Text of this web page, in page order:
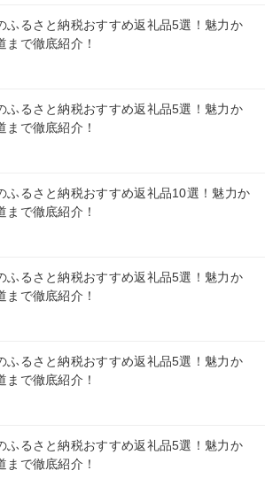
ふるさと納税おすすめ返礼品5選！魅力か
まで徹底紹介！
ふるさと納税おすすめ返礼品5選！魅力か
まで徹底紹介！
ふるさと納税おすすめ返礼品10選！魅力か
まで徹底紹介！
ふるさと納税おすすめ返礼品5選！魅力か
まで徹底紹介！
ふるさと納税おすすめ返礼品5選！魅力か
まで徹底紹介！
ふるさと納税おすすめ返礼品5選！魅力か
まで徹底紹介！